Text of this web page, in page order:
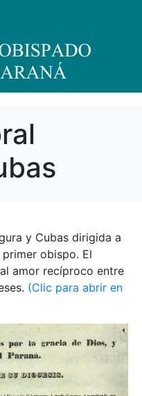
y Cubas dirigida a
obispo. El
amor recíproco entre
(Clic para abrir en